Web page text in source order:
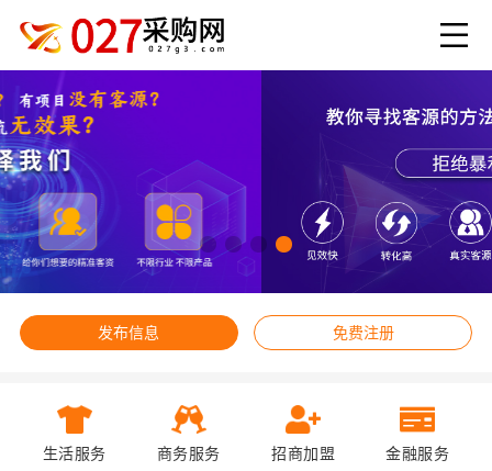
发布信息 免费注册
生活服务 商务服务 招商加盟 金融服务